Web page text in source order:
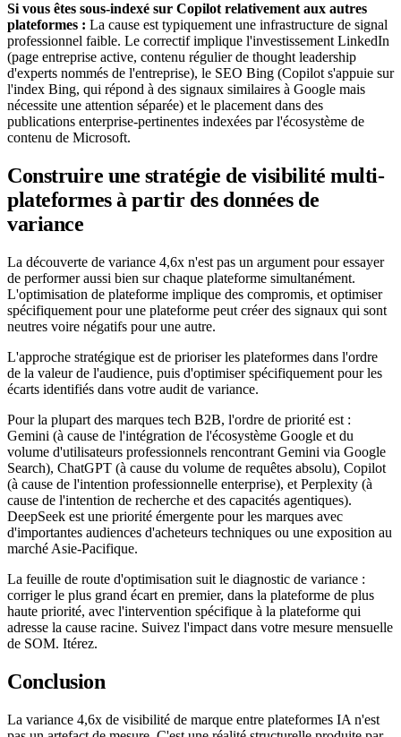
Si vous êtes sous-indexé sur Copilot relativement aux autres
plateformes : La cause est typiquement une infrastructure de signal
professionnel faible. Le correctif implique l'investissement LinkedIn
(page entreprise active, contenu régulier de thought leadership
d'experts nommés de l'entreprise), le SEO Bing (Copilot s'appuie sur
l'index Bing, qui répond à des signaux similaires à Google mais
nécessite une attention séparée) et le placement dans des
publications enterprise-pertinentes indexées par l'écosystème de
contenu de Microsoft.
Construire une stratégie de visibilité multi-
plateformes à partir des données de
variance
La découverte de variance 4,6x n'est pas un argument pour essayer
de performer aussi bien sur chaque plateforme simultanément.
L'optimisation de plateforme implique des compromis, et optimiser
spécifiquement pour une plateforme peut créer des signaux qui sont
neutres voire négatifs pour une autre.
L'approche stratégique est de prioriser les plateformes dans l'ordre
de la valeur de l'audience, puis d'optimiser spécifiquement pour les
écarts identifiés dans votre audit de variance.
Pour la plupart des marques tech B2B, l'ordre de priorité est :
Gemini (à cause de l'intégration de l'écosystème Google et du
volume d'utilisateurs professionnels rencontrant Gemini via Google
Search), ChatGPT (à cause du volume de requêtes absolu), Copilot
(à cause de l'intention professionnelle enterprise), et Perplexity (à
cause de l'intention de recherche et des capacités agentiques).
DeepSeek est une priorité émergente pour les marques avec
d'importantes audiences d'acheteurs techniques ou une exposition au
marché Asie-Pacifique.
La feuille de route d'optimisation suit le diagnostic de variance :
corriger le plus grand écart en premier, dans la plateforme de plus
haute priorité, avec l'intervention spécifique à la plateforme qui
adresse la cause racine. Suivez l'impact dans votre mesure mensuelle
de SOM. Itérez.
Conclusion
La variance 4,6x de visibilité de marque entre plateformes IA n'est